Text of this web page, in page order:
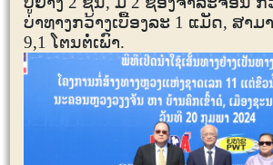
ບ່າທາງກວ້າງເບື້ອງລະ 1 ແມັດ, ສາມ
9,1ໂຕນຕໍ່ເພົາ.